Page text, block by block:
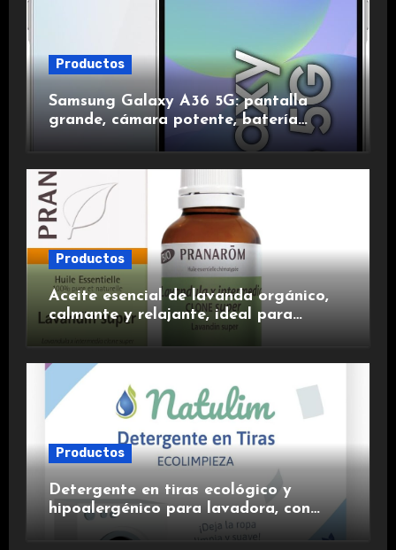
Productos
Samsung Galaxy A36 5G: pantalla
grande, cámara potente, batería
duradera y carga rápida para una
Productos
Aceite esencial de lavanda orgánico,
calmante y relajante, ideal para
Productos
Detergente en tiras ecológico y
hipoalergénico para lavadora, con
suavizante incluido y fragancia de
lavanda.